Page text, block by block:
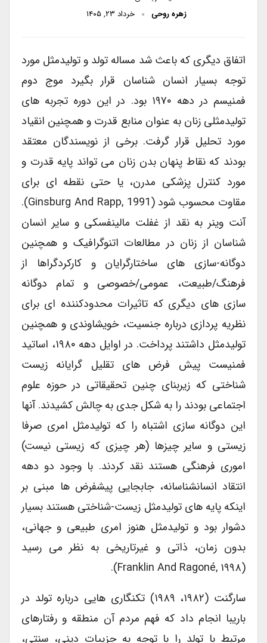
زهره روحی خرداد ۲۳, ۱۴۰۵
اتفاق دیگری که باعث شد مساله تولد و تولیدمثل مورد
توجه بسیار انسان شناسان قرار بگیرد موج دوم
فمنیسم در دهه ۱۹۷۰ بود. در این دوره تجربه های
تولیدمثلی زنان به عنوان منابع قدرت و همچنین انقیاد
مورد تحلیل قرار گرفت. برخی از نویسندگان معتقد
بودند که نقاط پنهان بدن زنان می تواند پایه قدرت و
مورد کنترل پزشکی مدرن، یا حتی نقطه ای برای
مقاوت محسوب شود (Ginsburg And Rapp, 1991).
آنت وینر به نقد از غفلت مالینفسکی و سایر انسان
شناسان از زنان در مطالعات اتنوگرافیک و همچنین
دوگانه-سازی های ساختارگرایان و کارکردگراها از
فرهنگ/طبیعت، عمومی/خصوصی و تمام دوگانه
سازی های دیگری که تاثیرات محدودکننده ای برای
نظریه پردازی درباره جنسیت، خویشاوندی و همچنین
تولیدمثل داشتند پرداخت. در اوایل دهه ۱۹۸۰، اساتید
فمنیست پیش فرض های تقلیل گرایانه زیست
شناختی که زیربنای چنین تحقیقاتی در حوزه علوم
اجتماعی بودند را به شکل جدی به چالش کشیدند. آنها
این دوگانه سازی اشتباه را که تولیدمثل امری صرفا
زیستی و سایر چیزها (هر چیزی که زیستی نیست)
اموری فرهنگی هستند نقد کردند. با وجود دو دهه
انتقاد انسانشناسانه، جابجایی پیشفرض ها مبنی بر
اینکه پایه های تولیدمثل زیست-شناختی هستند بسیار
دشوار بود و تولیدمثل هنوز امری طبیعی و جهانی،
بدون زمان، ذاتی و غیرتاریخی به نظر می رسید
سارگنت (۱۹۸۲، ۱۹۸۹) تکنگاری هایی درباره تولد در
باریبا انجام داد که فهم مردم آن منطقه و رفتارهای
مرتبط با تولد را با توجه به جزییات دینی، سنتی،